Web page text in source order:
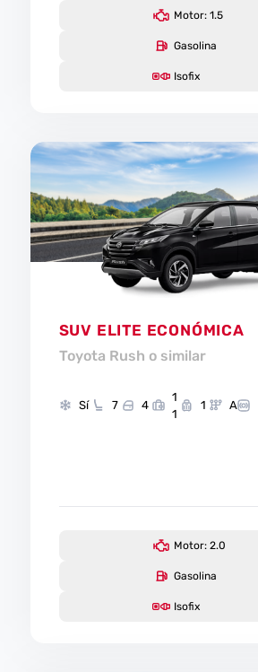
Motor: 1.5
Gasolina
Isofix
SUV ELITE ECONÓMICA
Toyota Rush o similar
Sí 7 4
1
1
1 A
Motor: 2.0
Gasolina
Isofix